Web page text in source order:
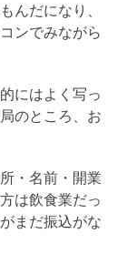
んだになり、
ンでみながら
にはよく写っ
のところ、お
・名前・開業
は飲食業だっ
まだ振込がな